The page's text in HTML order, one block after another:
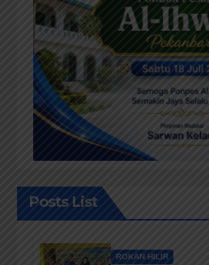
Posts List
ROKAN HILIR